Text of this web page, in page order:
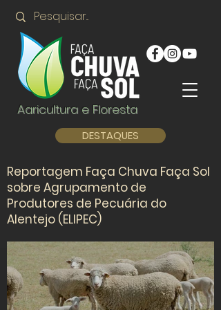
Agricultura e Floresta
DESTAQUES
Reportagem Faça Chuva Faça Sol
sobre Agrupamento de
Produtores de Pecuária do
Alentejo (ELIPEC)